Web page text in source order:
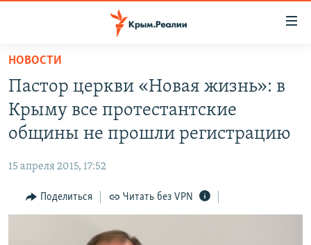
Вернуться
основному
содержанию
Вернутся
главной
навигации
Вернутся
СПЕЦПРОЕКТЫ
ГРУЗ 200
11 ЛЕТ ОККУПАЦИИ КРЫМА. 11 ИСТОРИЙ СОПРОТИВЛЕНИЯ
ВОДА
ЕЩЕ
ИНТЕРАКТИВ
РАДІО СВОБОДА
НОВОСТИ
Пастор церкви «Новая жизнь»: в
Крыму все протестантские
общины не прошли регистрацию
15 апреля 2015, 17:52
Поделиться Читать без VPN